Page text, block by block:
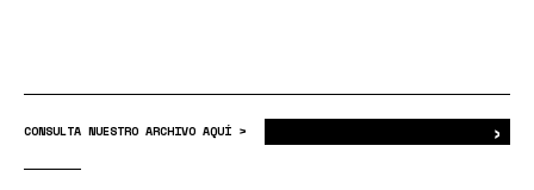
CONSULTA NUESTRO ARCHIVO AQUÍ > ›